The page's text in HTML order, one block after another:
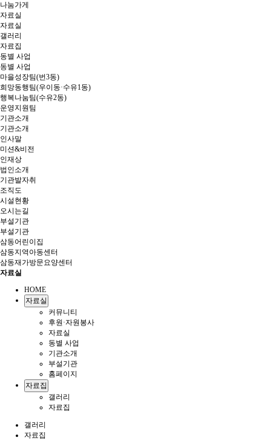
나눔가게
자료실
자료실
갤러리
자료집
동별 사업
동별 사업
마을성장팀(번3동)
희망동행팀(우이동·수유1동)
행복나눔팀(수유2동)
운영지원팀
기관소개
기관소개
인사말
미션&비전
인재상
법인소개
기관발자취
조직도
시설현황
오시는길
부설기관
부설기관
삼동어린이집
삼동지역아동센터
삼동재가방문요양센터
자료실
HOME
자료실
커뮤니티
후원·자원봉사
자료실
동별 사업
기관소개
부설기관
홈페이지
자료집
갤러리
자료집
갤러리
자료집